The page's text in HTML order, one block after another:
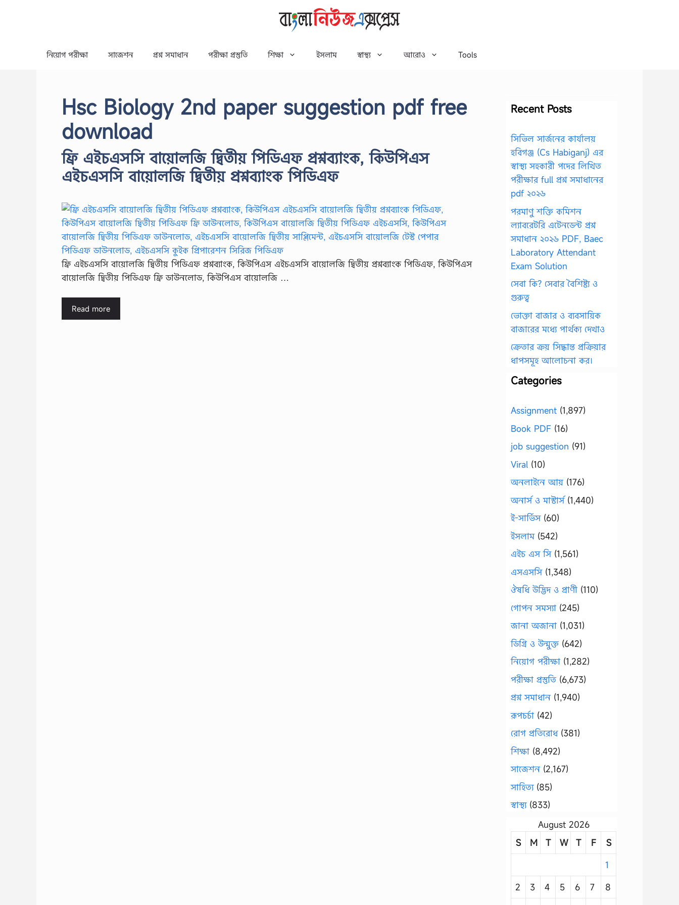
নিয়োগ পরীক্ষা সাজেশন প্রশ্ন সমাধান পরীক্ষা প্রস্তুতি শিক্ষা ইসলাম স্বাস্থ্য আরোও Tools
Hsc Biology 2nd paper suggestion pdf free
download
ফ্রি এইচএসসি বায়োলজি দ্বিতীয় পিডিএফ প্রশ্নব্যাংক, কিউপিএস
এইচএসসি বায়োলজি দ্বিতীয় প্রশ্নব্যাংক পিডিএফ
ফ্রি এইচএসসি বায়োলজি দ্বিতীয় পিডিএফ প্রশ্নব্যাংক, কিউপিএস এইচএসসি বায়োলজি দ্বিতীয় প্রশ্নব্যাংক পিডিএফ, কিউপিএস
বায়োলজি দ্বিতীয় পিডিএফ ফ্রি ডাউনলোড, কিউপিএস বায়োলজি …
Read more
Recent Posts
সিভিল সার্জনের কার্যালয়
হবিগঞ্জ (Cs Habiganj) এর
স্বাস্থ্য সহকারী পদের লিখিত
পরীক্ষার full প্রশ্ন সমাধানের
pdf ২০২৬
পরমাণু শক্তি কমিশন
ল্যাবরেটরি এটেনডেন্ট প্রশ্ন
সমাধান ২০২৬ PDF, Baec
Laboratory Attendant
Exam Solution
সেবা কি? সেবার বৈশিষ্ট্য ও
গুরুত্ব
ভোক্তা বাজার ও ব্যবসায়িক
বাজারের মধ্যে পার্থক্য দেখাও
ক্রেতার ক্রয় সিদ্ধান্ত প্রক্রিয়ার
ধাপসমূহ আলোচনা কর।
Categories
Assignment (1,897)
Book PDF (16)
job suggestion (91)
Viral (10)
অনলাইনে আয় (176)
অনার্স ও মাস্টার্স(1,440)
ই-সার্ভিস(60)
ইসলাম(542)
এইচ এস সি(1,561)
এসএসসি(1,348)
ঔষধি উদ্ভিদ ও প্রাণী (110)
গোপন সমস্যা (245)
জানা অজানা (1,031)
ডিগ্রি ও উন্মুক্ত (642)
নিয়োগ পরীক্ষা (1,282)
পরীক্ষা প্রস্তুতি (6,673)
প্রশ্ন সমাধান (1,940)
রূপচর্চা (42)
রোগ প্রতিরোধ(381)
শিক্ষা (8,492)
সাজেশন (2,167)
সাহিত্য(85)
স্বাস্থ্য(833)
August 2026
S
M T W T F
S
1
2
3 4 5 6 7
8